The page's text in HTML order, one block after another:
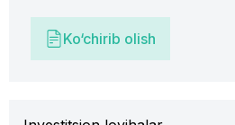
Ko‘chirib olish